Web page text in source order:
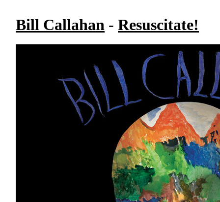
Bill Callahan - Resuscitate!